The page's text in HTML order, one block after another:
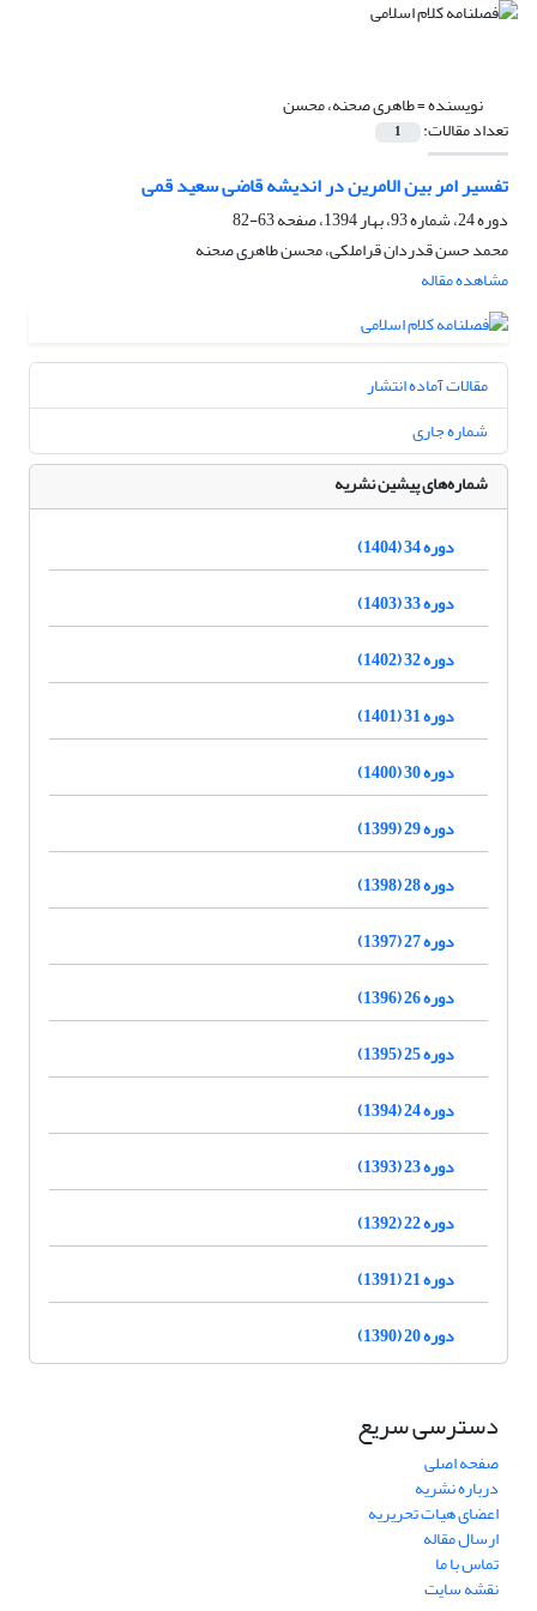
نویسنده =طاهری صحنه، محسن
تعداد مقالات: 1
تفسیر امر بین الامرین در اندیشه قاضی سعید قمی
دوره 24، شماره 93، بهار 1394، صفحه
63-82
محمد حسن قدردان قراملکی، محسن طاهری صحنه
مشاهده مقاله
مقالات آماده انتشار
شماره جاری
شماره‌های پیشین نشریه
دوره 34 (1404)
دوره 33 (1403)
دوره 32 (1402)
دوره 31 (1401)
دوره 30 (1400)
دوره 29 (1399)
دوره 28 (1398)
دوره 27 (1397)
دوره 26 (1396)
دوره 25 (1395)
دوره 24 (1394)
دوره 23 (1393)
دوره 22 (1392)
دوره 21 (1391)
دوره 20 (1390)
دسترسی سریع
صفحه اصلی
درباره نشریه
اعضای هیات تحریریه
ارسال مقاله
تماس با ما
نقشه سایت